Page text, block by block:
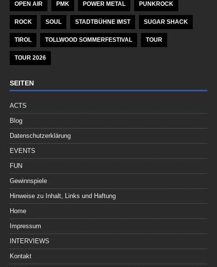
OPEN AIR PMK POWER METAL PUNKROCK
ROCK SOUL STADTBÜHNE IMST SUGAR SHACK
TIROL TOLLWOOD SOMMERFESTIVAL TOUR
TOUR 2026
SEITEN
ACTS
Blog
Datenschutzerklärung
EVENTS
FUN
Gewinnspiele
Hinweise zu Inhalt, Links und Haftung
Home
Impressum
INTERVIEWS
Kontakt